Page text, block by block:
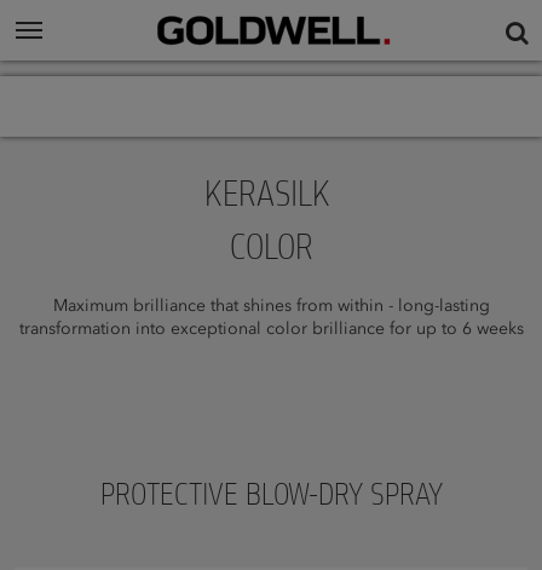
KERASILK
COLOR
Maximum brilliance that shines from within - long-lasting
transformation into exceptional color brilliance for up to 6 weeks
PROTECTIVE BLOW-DRY SPRAY